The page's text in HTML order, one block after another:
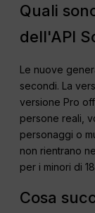
Quali
dell'API
Le nuove
secondi. La
versione Pro
persone reali,
personaggi o
non rientrano
per i minori di
Cosa